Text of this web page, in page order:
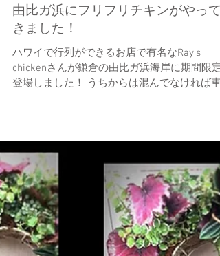
読了時間: 2分
由比ガ浜にフリフリチキンがやって
きました！
ハワイで行列ができるお店で有名なRay's
chickenさんが鎌倉の由比ガ浜海岸に期間限定
登場しました！ うちからは混んでなければ車